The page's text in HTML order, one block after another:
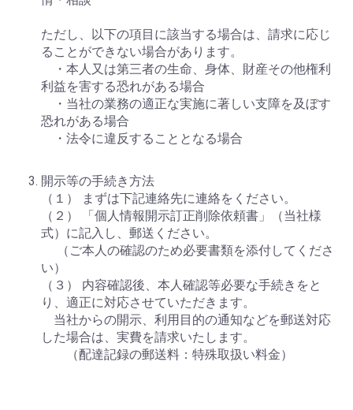
ただし、以下の項目に該当する場合は、請求に応じ
ることができない場合があります。
・本人又は第三者の生命、身体、財産その他権利
利益を害する恐れがある場合
・当社の業務の適正な実施に著しい支障を及ぼす
恐れがある場合
・法令に違反することとなる場合
開示等の手続き方法
（１） まずは下記連絡先に連絡をください。
（２） 「個人情報開示訂正削除依頼書」（当社様
式）に記入し、郵送ください。
（ご本人の確認のため必要書類を添付してくださ
い）
（３） 内容確認後、本人確認等必要な手続きをと
り、適正に対応させていただきます。
当社からの開示、利用目的の通知などを郵送対応
した場合は、実費を請求いたします。
（配達記録の郵送料：特殊取扱い料金）